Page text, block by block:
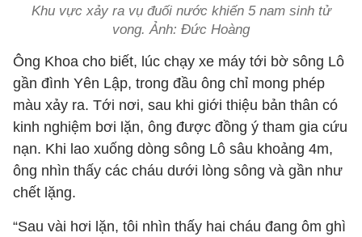
Khu vực xảy ra vụ đuối nước khiến 5 nam sinh tử
vong. Ảnh: Đức Hoàng
Ông Khoa cho biết, lúc chạy xe máy tới bờ sông Lô
gần đình Yên Lập, trong đầu ông chỉ mong phép
màu xảy ra. Tới nơi, sau khi giới thiệu bản thân có
kinh nghiệm bơi lặn, ông được đồng ý tham gia cứu
nạn. Khi lao xuống dòng sông Lô sâu khoảng 4m,
ông nhìn thấy các cháu dưới lòng sông và gần như
chết lặng.
“Sau vài hơi lặn, tôi nhìn thấy hai cháu đang ôm ghì